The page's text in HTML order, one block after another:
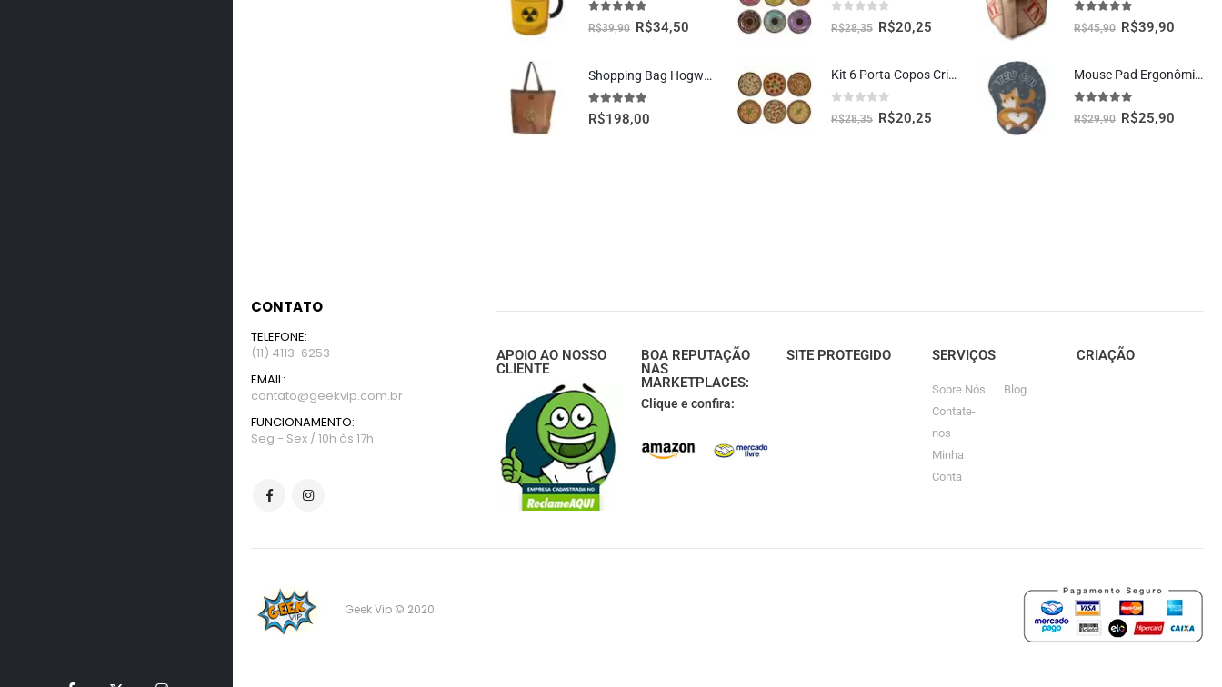
5.00 fora de 5
R$39,90 R$34,50
Shopping Bag Hogwarts Oficial Harry Potter
5.00 fora de 5
R$198,00
fora de 5
R$28,35 R$20,25
Kit 6 Porta Copos Criativos – Pizzas
fora de 5
R$28,35 R$20,25
5.00 fora de 5
R$45,90 R$39,90
Mouse Pad Ergonômico Gatinho Teu Cu Oficial Geek Vip
5.00 fora de 5
R$29,90 R$25,90
CONTATO
TELEFONE:
(11) 4113-6253
EMAIL:
contato@geekvip.com.br
FUNCIONAMENTO:
Seg - Sex / 10h às 17h
APOIO AO NOSSO
CLIENTE
BOA REPUTAÇÃO
NAS
MARKETPLACES:
Clique e confira:
SITE PROTEGIDO SERVIÇOS
Sobre Nós
Contate-
nos
Minha
Conta
Blog
CRIAÇÃO
Geek Vip © 2020.